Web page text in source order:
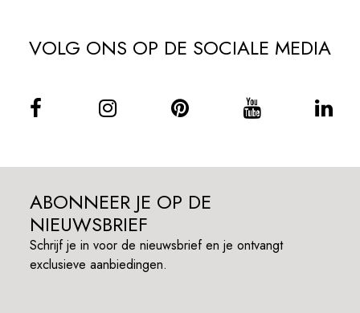
VOLG ONS OP DE SOCIALE MEDIA
ABONNEER JE OP DE
NIEUWSBRIEF
Schrijf je in voor de nieuwsbrief en je ontvangt
exclusieve aanbiedingen.